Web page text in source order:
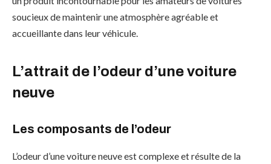
soucieux de maintenir une atmosphère agréable et
accueillante dans leur véhicule.
L’attrait de l’odeur d’une voiture
neuve
Les composants de l’odeur
L’odeur d’une voiture neuve est complexe et résulte de la